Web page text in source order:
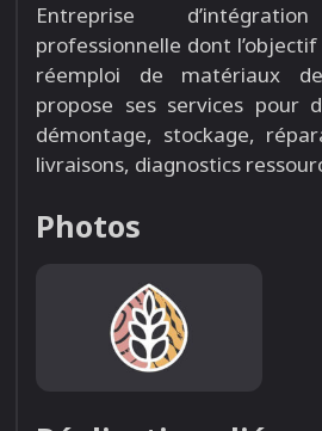
Entreprise
professionnelle dont
réemploi de matériaux
propose ses services pour
démontage, stockage,
livraisons, diagnostics
Photos